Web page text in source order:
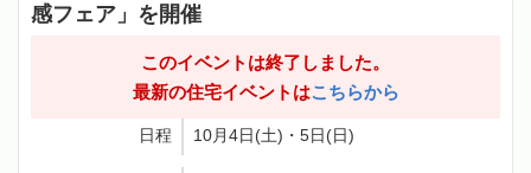
感フェア」を開催
このイベントは終了しました。
最新の住宅イベントはこちらから
日程 10月4日(土)・5日(日)